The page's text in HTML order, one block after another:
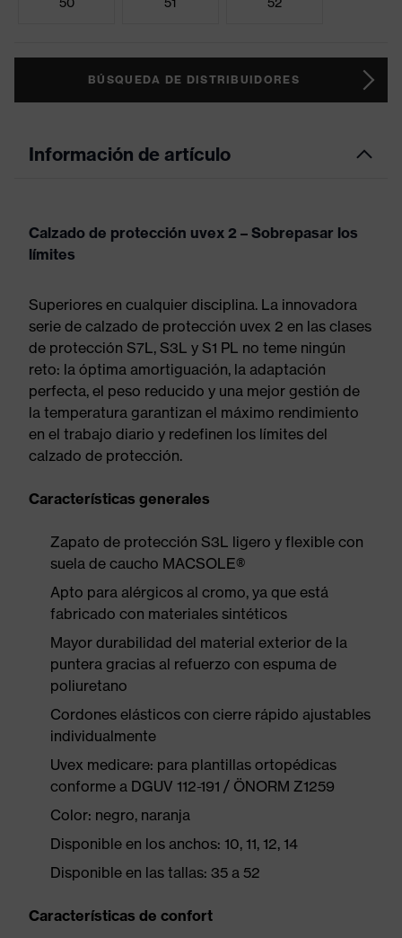
BÚSQUEDA DE DISTRIBUIDORES
Información de artículo
Calzado de protección uvex 2 – Sobrepasar los
límites
Superiores en cualquier disciplina. La innovadora
serie de calzado de protección uvex 2 en las clases
de protección S7L, S3L y S1 PL no teme ningún
reto: la óptima amortiguación, la adaptación
perfecta, el peso reducido y una mejor gestión de
la temperatura garantizan el máximo rendimiento
en el trabajo diario y redefinen los límites del
calzado de protección.
Características generales
Zapato de protección S3L ligero y flexible con
suela de caucho MACSOLE®
Apto para alérgicos al cromo, ya que está
fabricado con materiales sintéticos
Mayor durabilidad del material exterior de la
puntera gracias al refuerzo con espuma de
poliuretano
Cordones elásticos con cierre rápido ajustables
individualmente
Uvex medicare: para plantillas ortopédicas
conforme a DGUV 112-191 / ÖNORM Z1259
Color: negro, naranja
Disponible en los anchos: 10, 11, 12, 14
Disponible en las tallas: 35 a 52
Características de confort